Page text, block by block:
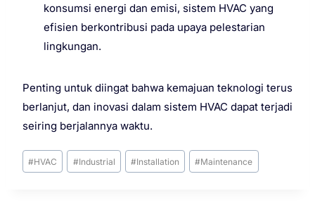
konsumsi energi dan emisi, sistem HVAC yang
efisien berkontribusi pada upaya pelestarian
lingkungan.
Penting untuk diingat bahwa kemajuan teknologi terus
berlanjut, dan inovasi dalam sistem HVAC dapat terjadi
seiring berjalannya waktu.
#HVAC #Industrial #Installation #Maintenance